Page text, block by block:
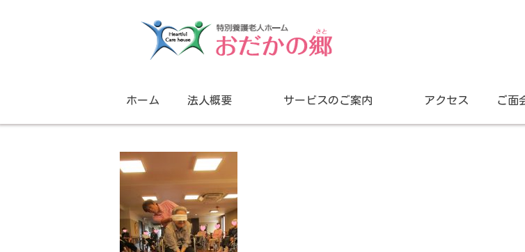
ホーム 法人概要 サービスのご案内 アクセス ご面